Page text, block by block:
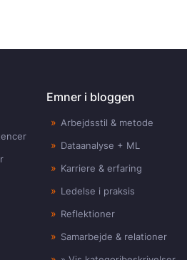
Emner i bloggen
Arbejdsstil & metode
Dataanalyse + ML
Karriere & erfaring
Ledelse i praksis
Reflektioner
Samarbejde & relationer